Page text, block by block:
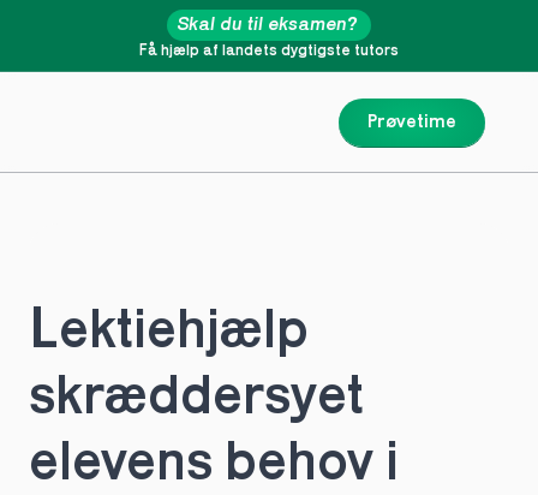
Prøvetime
Få hjælp af landets dygtigste tutors
Skal du til eksamen?
Lektiehjælp
skræddersyet
elevens behov i